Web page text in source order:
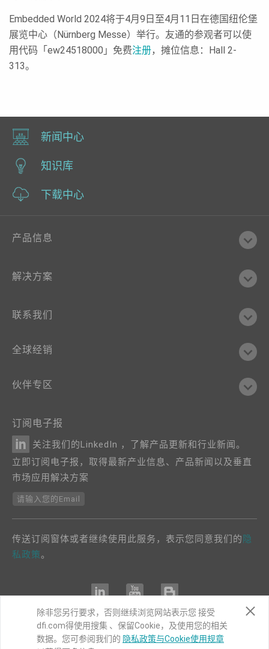
Embedded World 2024将于4月9日至4月11日在德国纽伦堡
展览中心（Nürnberg Messe）举行。友通的参观者可以使
用代码「ew24518000」免费注册，摊位信息：Hall 2-
313。
新闻中心
知识库
下载中心
产品信息
解决方案
联系我们
全球经销
伙伴专区
订阅电子报
关注我们的LinkedIn ，了解产品更新和行业新闻。
立即订阅电子报，取得最新产业信息、产品新闻以及垂直
市场应用解决方案
请输入您的Email
传送订阅窗体或者继续使用此服务，表示您同意我们的 隐
私政策。
COPYRIGHT©DFI2024. ALL RIGHTS RESERVED.
除非您另行要求，否则继续浏览网站表示您 接受
dfi.com得使用搜集 、保留Cookie，及使用您的相关
数据。您可参阅我们的 隐私政策与Cookie使用规章